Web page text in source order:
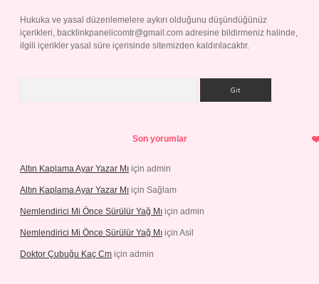
Hukuka ve yasal düzenlemelere aykırı olduğunu düşündüğünüz
içerikleri, backlinkpanelicomtr@gmail.com adresine bildirmeniz halinde,
ilgili içerikler yasal süre içerisinde sitemizden kaldırılacaktır.
Son yorumlar
Altın Kaplama Ayar Yazar Mı için admin
Altın Kaplama Ayar Yazar Mı için Sağlam
Nemlendirici Mi Önce Sürülür Yağ Mı için admin
Nemlendirici Mi Önce Sürülür Yağ Mı için Asil
Doktor Çubuğu Kaç Cm için admin